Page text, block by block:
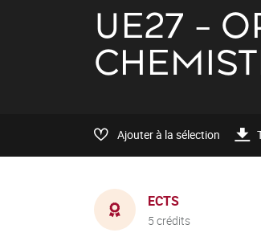
UE27 -
Ajouter à la sélection
ECTS
5 crédits